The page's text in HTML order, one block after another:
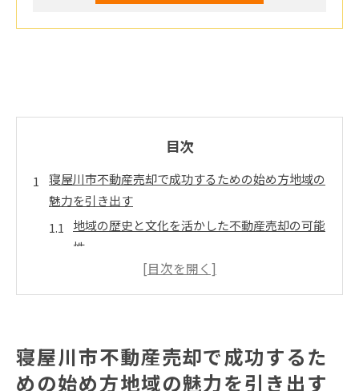
目次
寝屋川市不動産売却で成功するための始め方地域の
魅力を引き出す
地域の歴史と文化を活かした不動産売却の可能
性
寝屋川市の自然環境が不動産価値に与える影響
教育機関と治安の良さを売却の強みとする方法
地域コミュニティとの連携がもたらす売却効果
寝屋川市の商業施設が不動産価値を高める理由
寝屋川市不動産売却で成功するた
めの始め方地域の魅力を引き出す